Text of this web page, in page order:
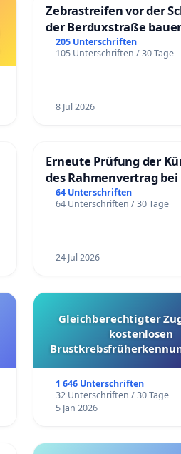
Zebrastreifen vor der
der Berduxstraße
205 Unterschriften
105 Unterschriften / 30 Tage
8 Jul 2026
Erneute Prüfung der
des Rahmenvertrag bei
Fahrwegdienste Gmbh
64 Unterschriften
64 Unterschriften / 30 Tage
24 Jul 2026
Gleichberechtigter
kostenlosen
1 646 Unterschriften
32 Unterschriften / 30 Tage
5 Jan 2026